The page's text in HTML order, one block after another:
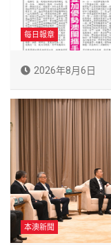
每日報章
2026年8月6日
本澳新聞